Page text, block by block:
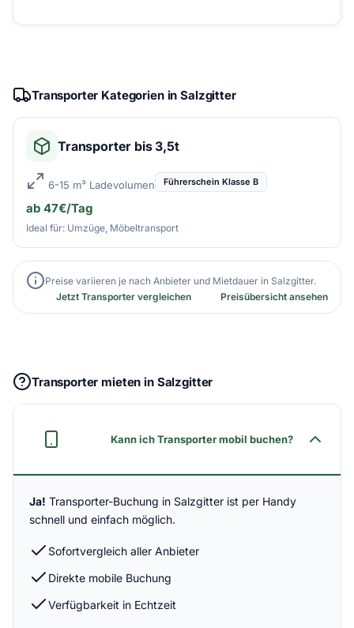
Transporter Kategorien in Salzgitter
Transporter bis 3,5t
6-15 m³ Ladevolumen Führerschein Klasse B
ab 47€/Tag
Ideal für: Umzüge, Möbeltransport
Preise variieren je nach Anbieter und Mietdauer in Salzgitter.
Jetzt Transporter vergleichen
Preisübersicht ansehen
Transporter mieten in Salzgitter
Kann ich Transporter mobil buchen?
Ja! Transporter-Buchung in Salzgitter ist per Handy
schnell und einfach möglich.
Sofortvergleich aller Anbieter
Direkte mobile Buchung
Verfügbarkeit in Echtzeit